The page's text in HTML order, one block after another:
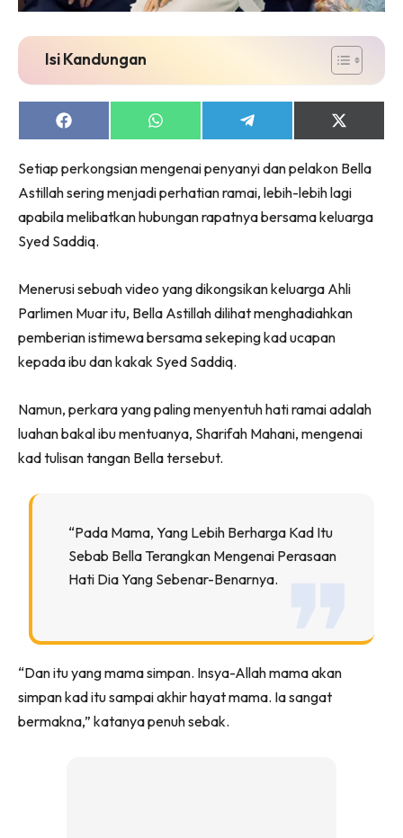
Isi Kandungan
Share
on
Share
on
Share
on
Share
on
(Twitter)
Setiap perkongsian mengenai penyanyi dan pelakon Bella
Astillah sering menjadi perhatian ramai, lebih-lebih lagi
apabila melibatkan hubungan rapatnya bersama keluarga
Syed Saddiq.
Menerusi sebuah video yang dikongsikan keluarga Ahli
Parlimen Muar itu, Bella Astillah dilihat menghadiahkan
pemberian istimewa bersama sekeping kad ucapan
kepada ibu dan kakak Syed Saddiq.
Namun, perkara yang paling menyentuh hati ramai adalah
luahan bakal ibu mentuanya, Sharifah Mahani, mengenai
kad tulisan tangan Bella tersebut.
“Pada Mama, Yang Lebih Berharga Kad Itu
Sebab Bella Terangkan Mengenai Perasaan
Hati Dia Yang Sebenar-Benarnya.
“Dan itu yang mama simpan. Insya-Allah mama akan
simpan kad itu sampai akhir hayat mama. Ia sangat
bermakna,” katanya penuh sebak.